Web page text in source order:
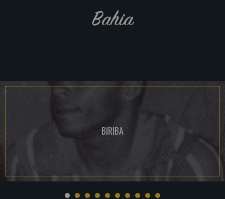
Bahia
BIRIBA